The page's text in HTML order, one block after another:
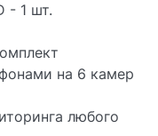
- 1 шт.
на 6 камер
любого